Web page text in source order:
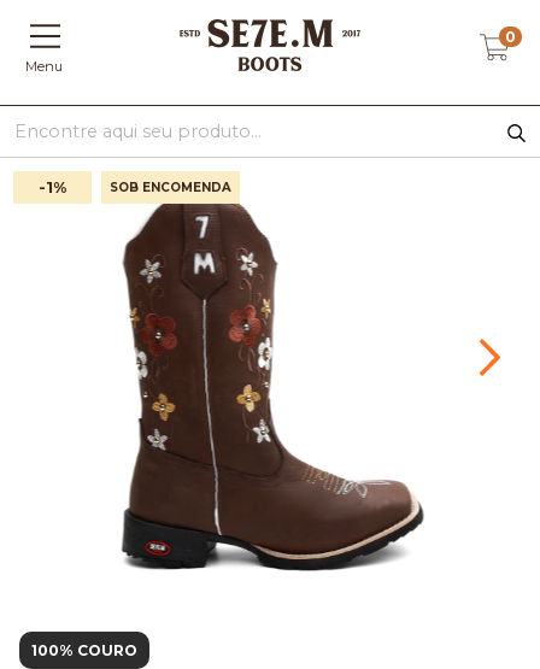
Menu
0
-1% SOB ENCOMENDA
100% COURO